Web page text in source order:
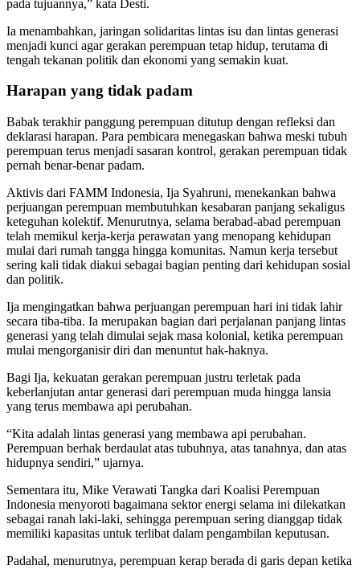
pada tujuannya,” kata Desti.
Ia menambahkan, jaringan solidaritas lintas isu dan lintas generasi
menjadi kunci agar gerakan perempuan tetap hidup, terutama di
tengah tekanan politik dan ekonomi yang semakin kuat.
Harapan yang tidak padam
Babak terakhir panggung perempuan ditutup dengan refleksi dan
deklarasi harapan. Para pembicara menegaskan bahwa meski tubuh
perempuan terus menjadi sasaran kontrol, gerakan perempuan tidak
pernah benar-benar padam.
Aktivis dari FAMM Indonesia, Ija Syahruni, menekankan bahwa
perjuangan perempuan membutuhkan kesabaran panjang sekaligus
keteguhan kolektif. Menurutnya, selama berabad-abad perempuan
telah memikul kerja-kerja perawatan yang menopang kehidupan
mulai dari rumah tangga hingga komunitas. Namun kerja tersebut
sering kali tidak diakui sebagai bagian penting dari kehidupan sosial
dan politik.
Ija mengingatkan bahwa perjuangan perempuan hari ini tidak lahir
secara tiba-tiba. Ia merupakan bagian dari perjalanan panjang lintas
generasi yang telah dimulai sejak masa kolonial, ketika perempuan
mulai mengorganisir diri dan menuntut hak-haknya.
Bagi Ija, kekuatan gerakan perempuan justru terletak pada
keberlanjutan antar generasi dari perempuan muda hingga lansia
yang terus membawa api perubahan.
“Kita adalah lintas generasi yang membawa api perubahan.
Perempuan berhak berdaulat atas tubuhnya, atas tanahnya, dan atas
hidupnya sendiri,” ujarnya.
Sementara itu, Mike Verawati Tangka dari Koalisi Perempuan
Indonesia menyoroti bagaimana sektor energi selama ini dilekatkan
sebagai ranah laki-laki, sehingga perempuan sering dianggap tidak
memiliki kapasitas untuk terlibat dalam pengambilan keputusan.
Padahal, menurutnya, perempuan kerap berada di garis depan ketika